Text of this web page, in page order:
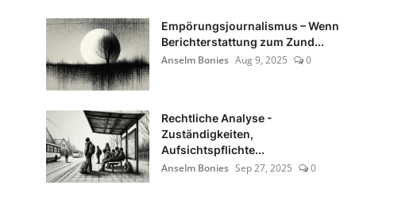
Empörungsjournalismus – Wenn
Berichterstattung zum Zund...
Anselm Bonies Aug 9, 2025 0
Rechtliche Analyse -
Zuständigkeiten,
Aufsichtspflichte...
Anselm Bonies Sep 27, 2025 0